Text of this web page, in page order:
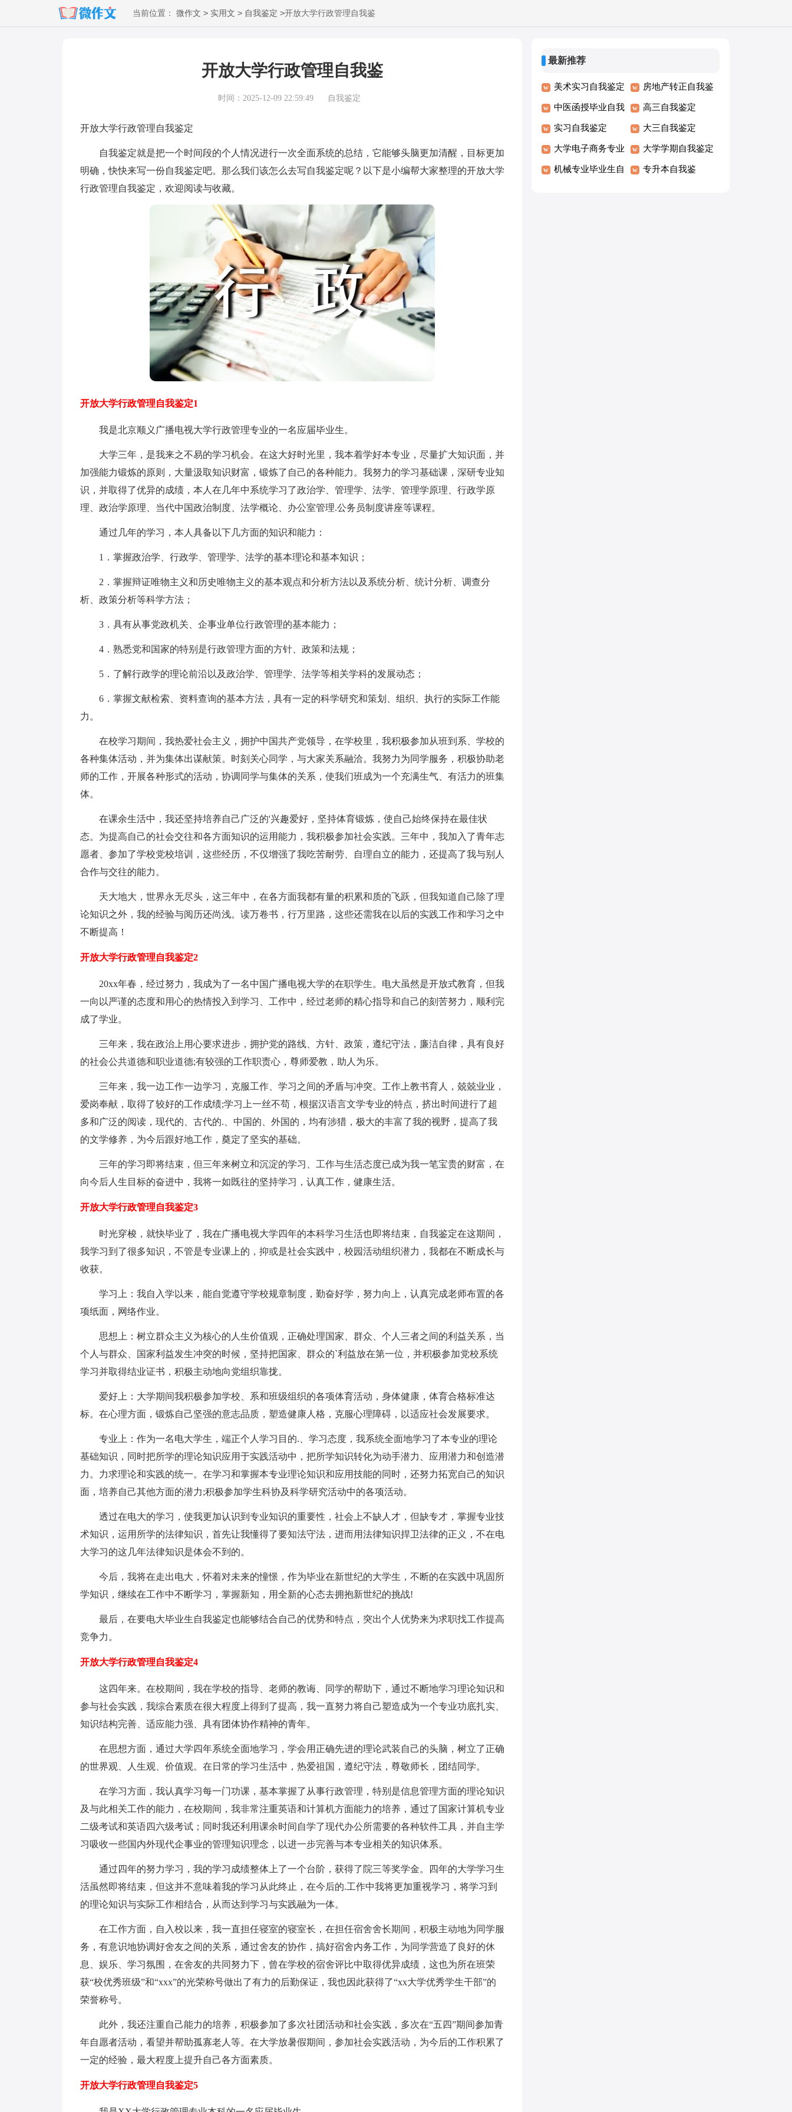
当前位置： 微作文 > 实用文 > 自我鉴定 >开放大学行政管理自我鉴
开放大学行政管理自我鉴
时间：2025-12-09 22:59:49 自我鉴定
开放大学行政管理自我鉴定
自我鉴定就是把一个时间段的个人情况进行一次全面系统的总结，它能够头脑更加清醒，目标更加
明确，快快来写一份自我鉴定吧。那么我们该怎么去写自我鉴定呢？以下是小编帮大家整理的开放大学
行政管理自我鉴定，欢迎阅读与收藏。
开放大学行政管理自我鉴定1
我是北京顺义广播电视大学行政管理专业的一名应届毕业生。
大学三年，是我来之不易的学习机会。在这大好时光里，我本着学好本专业，尽量扩大知识面，并
加强能力锻炼的原则，大量汲取知识财富，锻炼了自己的各种能力。我努力的学习基础课，深研专业知
识，并取得了优异的成绩，本人在几年中系统学习了政治学、管理学、法学、管理学原理、行政学原
理、政治学原理、当代中国政治制度、法学概论、办公室管理.公务员制度讲座等课程。
通过几年的学习，本人具备以下几方面的知识和能力：
1．掌握政治学、行政学、管理学、法学的基本理论和基本知识；
2．掌握辩证唯物主义和历史唯物主义的基本观点和分析方法以及系统分析、统计分析、调查分
析、政策分析等科学方法；
3．具有从事党政机关、企事业单位行政管理的基本能力；
4．熟悉党和国家的特别是行政管理方面的方针、政策和法规；
5．了解行政学的理论前沿以及政治学、管理学、法学等相关学科的发展动态；
6．掌握文献检索、资料查询的基本方法，具有一定的科学研究和策划、组织、执行的实际工作能
力。
在校学习期间，我热爱社会主义，拥护中国共产党领导，在学校里，我积极参加从班到系、学校的
各种集体活动，并为集体出谋献策。时刻关心同学，与大家关系融洽。我努力为同学服务，积极协助老
师的工作，开展各种形式的活动，协调同学与集体的关系，使我们班成为一个充满生气、有活力的班集
体。
在课余生活中，我还坚持培养自己广泛的'兴趣爱好，坚持体育锻炼，使自己始终保持在最佳状
态。为提高自己的社会交往和各方面知识的运用能力，我积极参加社会实践。三年中，我加入了青年志
愿者、参加了学校党校培训，这些经历，不仅增强了我吃苦耐劳、自理自立的能力，还提高了我与别人
合作与交往的能力。
天大地大，世界永无尽头，这三年中，在各方面我都有量的积累和质的飞跃，但我知道自己除了理
论知识之外，我的经验与阅历还尚浅。读万卷书，行万里路，这些还需我在以后的实践工作和学习之中
不断提高！
开放大学行政管理自我鉴定2
20xx年春，经过努力，我成为了一名中国广播电视大学的在职学生。电大虽然是开放式教育，但我
一向以严谨的态度和用心的热情投入到学习、工作中，经过老师的精心指导和自己的刻苦努力，顺利完
成了学业。
三年来，我在政治上用心要求进步，拥护党的路线、方针、政策，遵纪守法，廉洁自律，具有良好
的社会公共道德和职业道德;有较强的工作职责心，尊师爱教，助人为乐。
三年来，我一边工作一边学习，克服工作、学习之间的矛盾与冲突。工作上教书育人，兢兢业业，
爱岗奉献，取得了较好的工作成绩;学习上一丝不苟，根据汉语言文学专业的特点，挤出时间进行了超
多和广泛的阅读，现代的、古代的.、中国的、外国的，均有涉猎，极大的丰富了我的视野，提高了我
的文学修养，为今后跟好地工作，奠定了坚实的基础。
三年的学习即将结束，但三年来树立和沉淀的学习、工作与生活态度已成为我一笔宝贵的财富，在
向今后人生目标的奋进中，我将一如既往的坚持学习，认真工作，健康生活。
开放大学行政管理自我鉴定3
时光穿梭，就快毕业了，我在广播电视大学四年的本科学习生活也即将结束，自我鉴定在这期间，
我学习到了很多知识，不管是专业课上的，抑或是社会实践中，校园活动组织潜力，我都在不断成长与
收获。
学习上：我自入学以来，能自觉遵守学校规章制度，勤奋好学，努力向上，认真完成老师布置的各
项纸面，网络作业。
思想上：树立群众主义为核心的人生价值观，正确处理国家、群众、个人三者之间的利益关系，当
个人与群众、国家利益发生冲突的时候，坚持把国家、群众的`利益放在第一位，并积极参加党校系统
学习并取得结业证书，积极主动地向党组织靠拢。
爱好上：大学期间我积极参加学校、系和班级组织的各项体育活动，身体健康，体育合格标准达
标。在心理方面，锻炼自己坚强的意志品质，塑造健康人格，克服心理障碍，以适应社会发展要求。
专业上：作为一名电大学生，端正个人学习目的.、学习态度，我系统全面地学习了本专业的理论
基础知识，同时把所学的理论知识应用于实践活动中，把所学知识转化为动手潜力、应用潜力和创造潜
力。力求理论和实践的统一。在学习和掌握本专业理论知识和应用技能的同时，还努力拓宽自己的知识
面，培养自己其他方面的潜力;积极参加学生科协及科学研究活动中的各项活动。
透过在电大的学习，使我更加认识到专业知识的重要性，社会上不缺人才，但缺专才，掌握专业技
术知识，运用所学的法律知识，首先让我懂得了要知法守法，进而用法律知识捍卫法律的正义，不在电
大学习的这几年法律知识是体会不到的。
今后，我将在走出电大，怀着对未来的憧憬，作为毕业在新世纪的大学生，不断的在实践中巩固所
学知识，继续在工作中不断学习，掌握新知，用全新的心态去拥抱新世纪的挑战!
最后，在要电大毕业生自我鉴定也能够结合自己的优势和特点，突出个人优势来为求职找工作提高
竞争力。
开放大学行政管理自我鉴定4
这四年来。在校期间，我在学校的指导、老师的教诲、同学的帮助下，通过不断地学习理论知识和
参与社会实践，我综合素质在很大程度上得到了提高，我一直努力将自己塑造成为一个专业功底扎实、
知识结构完善、适应能力强、具有团体协作精神的青年。
在思想方面，通过大学四年系统全面地学习，学会用正确先进的理论武装自己的头脑，树立了正确
的世界观、人生观、价值观。在日常的学习生活中，热爱祖国，遵纪守法，尊敬师长，团结同学。
在学习方面，我认真学习每一门功课，基本掌握了从事行政管理，特别是信息管理方面的理论知识
及与此相关工作的能力，在校期间，我非常注重英语和计算机方面能力的培养，通过了国家计算机专业
二级考试和英语四六级考试；同时我还利用课余时间自学了现代办公所需要的各种软件工具，并自主学
习吸收一些国内外现代企事业的管理知识理念，以进一步完善与本专业相关的知识体系。
通过四年的努力学习，我的学习成绩整体上了一个台阶，获得了院三等奖学金。四年的大学学习生
活虽然即将结束，但这并不意味着我的学习从此终止，在今后的.工作中我将更加重视学习，将学习到
的理论知识与实际工作相结合，从而达到学习与实践融为一体。
在工作方面，自入校以来，我一直担任寝室的寝室长，在担任宿舍舍长期间，积极主动地为同学服
务，有意识地协调好舍友之间的关系，通过舍友的协作，搞好宿舍内务工作，为同学营造了良好的休
息、娱乐、学习氛围，在舍友的共同努力下，曾在学校的宿舍评比中取得优异成绩，这也为所在班荣
获“校优秀班级”和“xxx”的光荣称号做出了有力的后勤保证，我也因此获得了“xx大学优秀学生干部”的
荣誉称号。
此外，我还注重自己能力的培养，积极参加了多次社团活动和社会实践，多次在“五四”期间参加青
年自愿者活动，看望并帮助孤寡老人等。在大学放暑假期间，参加社会实践活动，为今后的工作积累了
一定的经验，最大程度上提升自己各方面素质。
开放大学行政管理自我鉴定5
最新推荐
美术实习自我鉴定 房地产转正自我鉴
定
中医函授毕业自我
鉴定
高三自我鉴定
实习自我鉴定 大三自我鉴定
大学电子商务专业
自我鉴定
大学学期自我鉴定
机械专业毕业生自 专升本自我鉴